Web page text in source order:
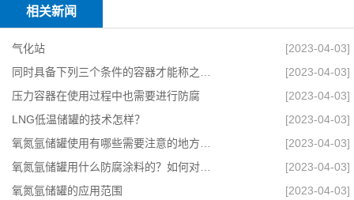
相关新闻
气化站
[2023-04-03]
[2023-04-03]
压力容器在使用过程中也需要进行防腐
[2023-04-03]
LNG低温储罐的技术怎样？
[2023-04-03]
[2023-04-03]
[2023-04-03]
氧氮氩储罐的应用范围
[2023-04-03]